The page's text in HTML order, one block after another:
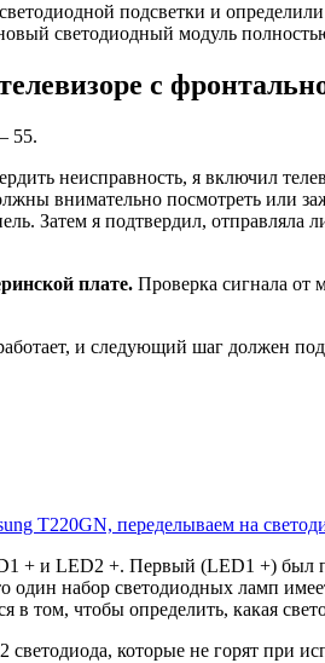
подсветки и
светодиодный модуль
с
55.
неисправность, я включил
внимательно посмотреть или
Затем я подтвердил,
плате. Проверка сигнала от
и следующий шаг должен
T220GN, переделываем на
+ и LED2 +. Первый (LED1 +) был
один набор светодиодных ламп
в том, чтобы определить, какая
которые не горят при